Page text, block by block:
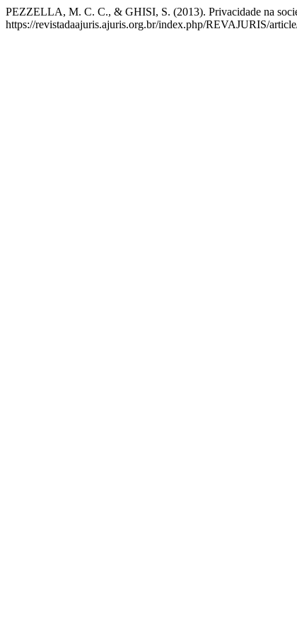
PEZZELLA, M. C. C., & GHISI, S. (2013). Privacidade na
https://revistadaajuris.ajuris.org.br/index.php/REVAJURIS/